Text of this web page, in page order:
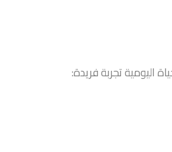
اليومية تجربة فريدة: